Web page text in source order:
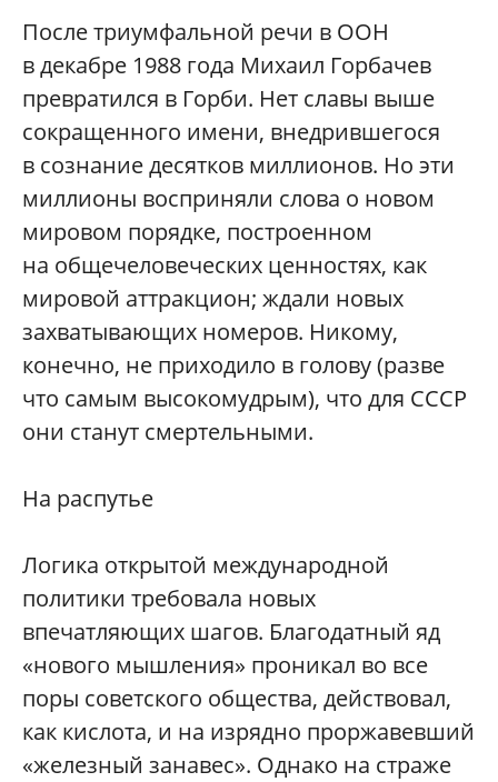
После триумфальной речи в ООН
в декабре 1988 года Михаил Горбачев
превратился в Горби. Нет славы выше
сокращенного имени, внедрившегося
в сознание десятков миллионов. Но эти
миллионы восприняли слова о новом
мировом порядке, построенном
на общечеловеческих ценностях, как
мировой аттракцион; ждали новых
захватывающих номеров. Никому,
конечно, не приходило в голову (разве
что самым высокомудрым), что для СССР
они станут смертельными.
На распутье
Логика открытой международной
политики требовала новых
впечатляющих шагов. Благодатный яд
«нового мышления» проникал во все
поры советского общества, действовал,
как кислота, и на изрядно проржавевший
«железный занавес». Однако на страже